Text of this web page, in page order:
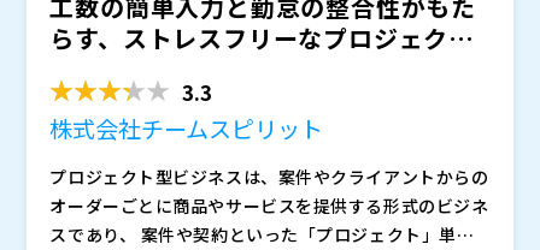
工数の簡単入力と勤怠の整合性がもた
らす、ストレスフリーなプロジェクト
3.3
株式会社チームスピリット
プロジェクト型ビジネスは、案件やクライアントからの
オーダーごとに商品やサービスを提供する形式のビジネ
スであり、 案件や契約といった「プロジェクト」単位